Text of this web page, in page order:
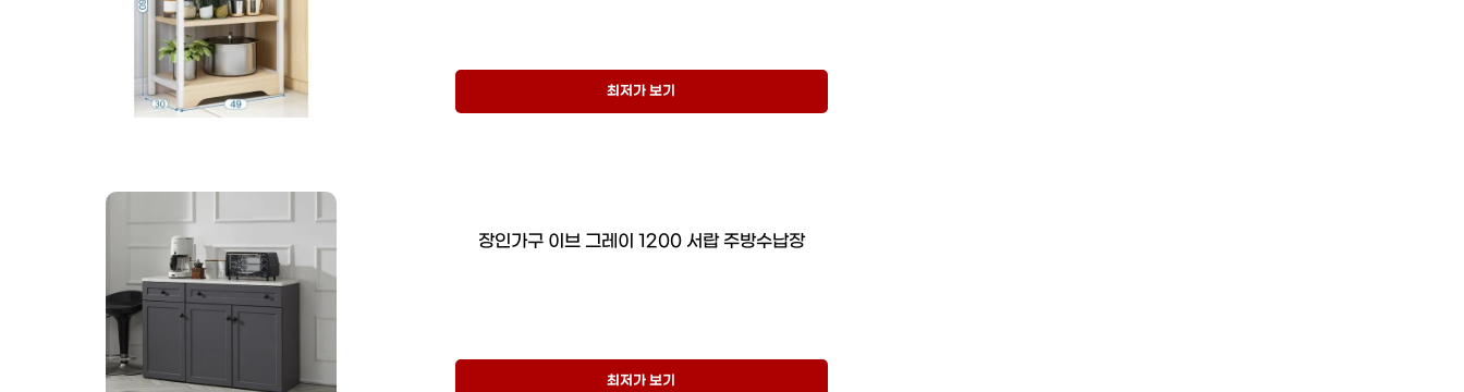
최저가 보기
장인가구 이브 그레이 1200 서랍 주방수납장
최저가 보기